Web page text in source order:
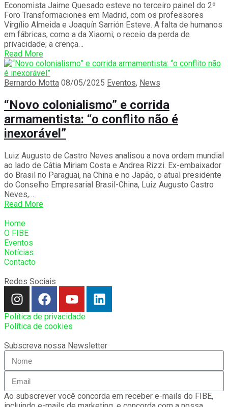
Economista Jaime Quesado esteve no terceiro painel do 2º
Foro Transformaciones em Madrid, com os professores
Virgílio Almeida e Joaquín Sarrión Esteve. A falta de humanos
em fábricas, como a da Xiaomi; o receio da perda de
privacidade; a crença…
Read More
Bernardo Motta 08/05/2025 Eventos, News
“Novo colonialismo” e corrida
armamentista: “o conflito não é
inexorável”
Luiz Augusto de Castro Neves analisou a nova ordem mundial
ao lado de Cátia Miriam Costa e Andrea Rizzi. Ex-embaixador
do Brasil no Paraguai, na China e no Japão, o atual presidente
do Conselho Empresarial Brasil-China, Luiz Augusto Castro
Neves,…
Read More
Home
O FIBE
Eventos
Notícias
Contacto
Redes Sociais
Política de privacidade
Política de cookies
Subscreva nossa Newsletter
Ao subscrever você concorda em receber e-mails do FIBE,